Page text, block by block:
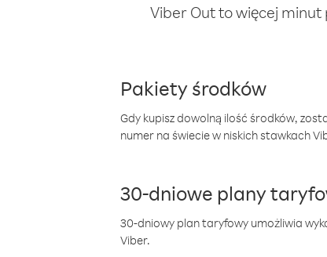
Viber Out to więcej minut
Pakiety środków
Gdy kupisz dowolną ilość środków,
numer na świecie w niskich stawkach
30-dniowe plany
30-dniowy plan taryfowy umożliwia
Viber.